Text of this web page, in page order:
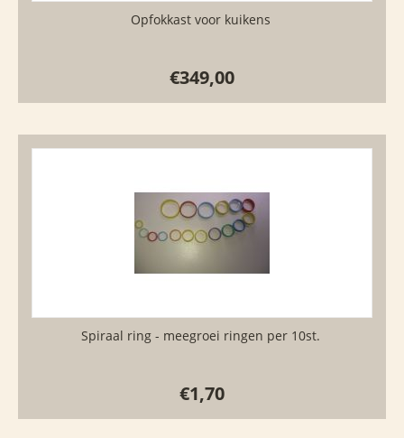
Opfokkast voor kuikens
€349,00
Spiraal ring - meegroei ringen per 10st.
€1,70